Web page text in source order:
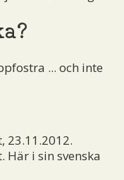
... och inte
23.11.2012.
Här i sin svenska